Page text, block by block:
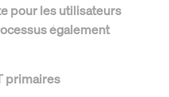
pour les utilisateurs
également
primaires